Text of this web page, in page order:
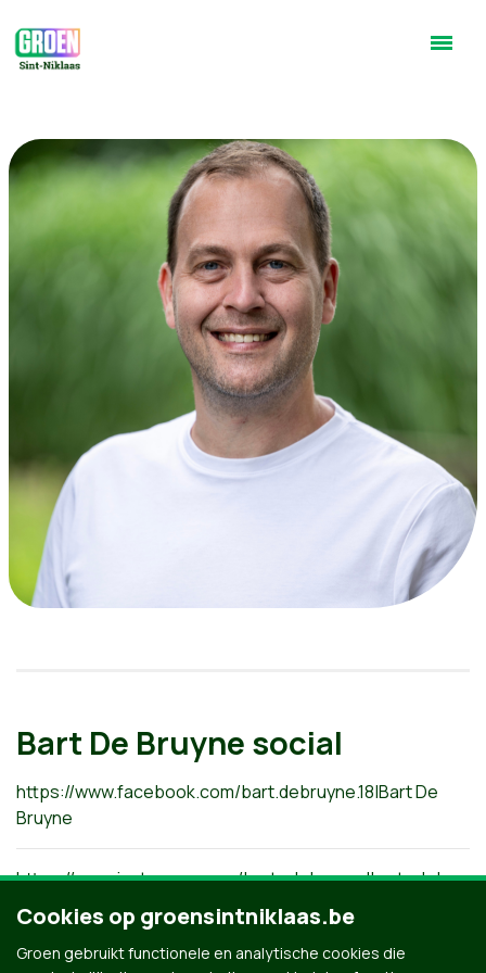
Bart De Bruyne social
https://www.facebook.com/bart.debruyne.18|Bart De
Bruyne
https://www.instagram.com/
Cookies op groensintniklaas.be
Groen gebruikt functionele en analytische cookies die